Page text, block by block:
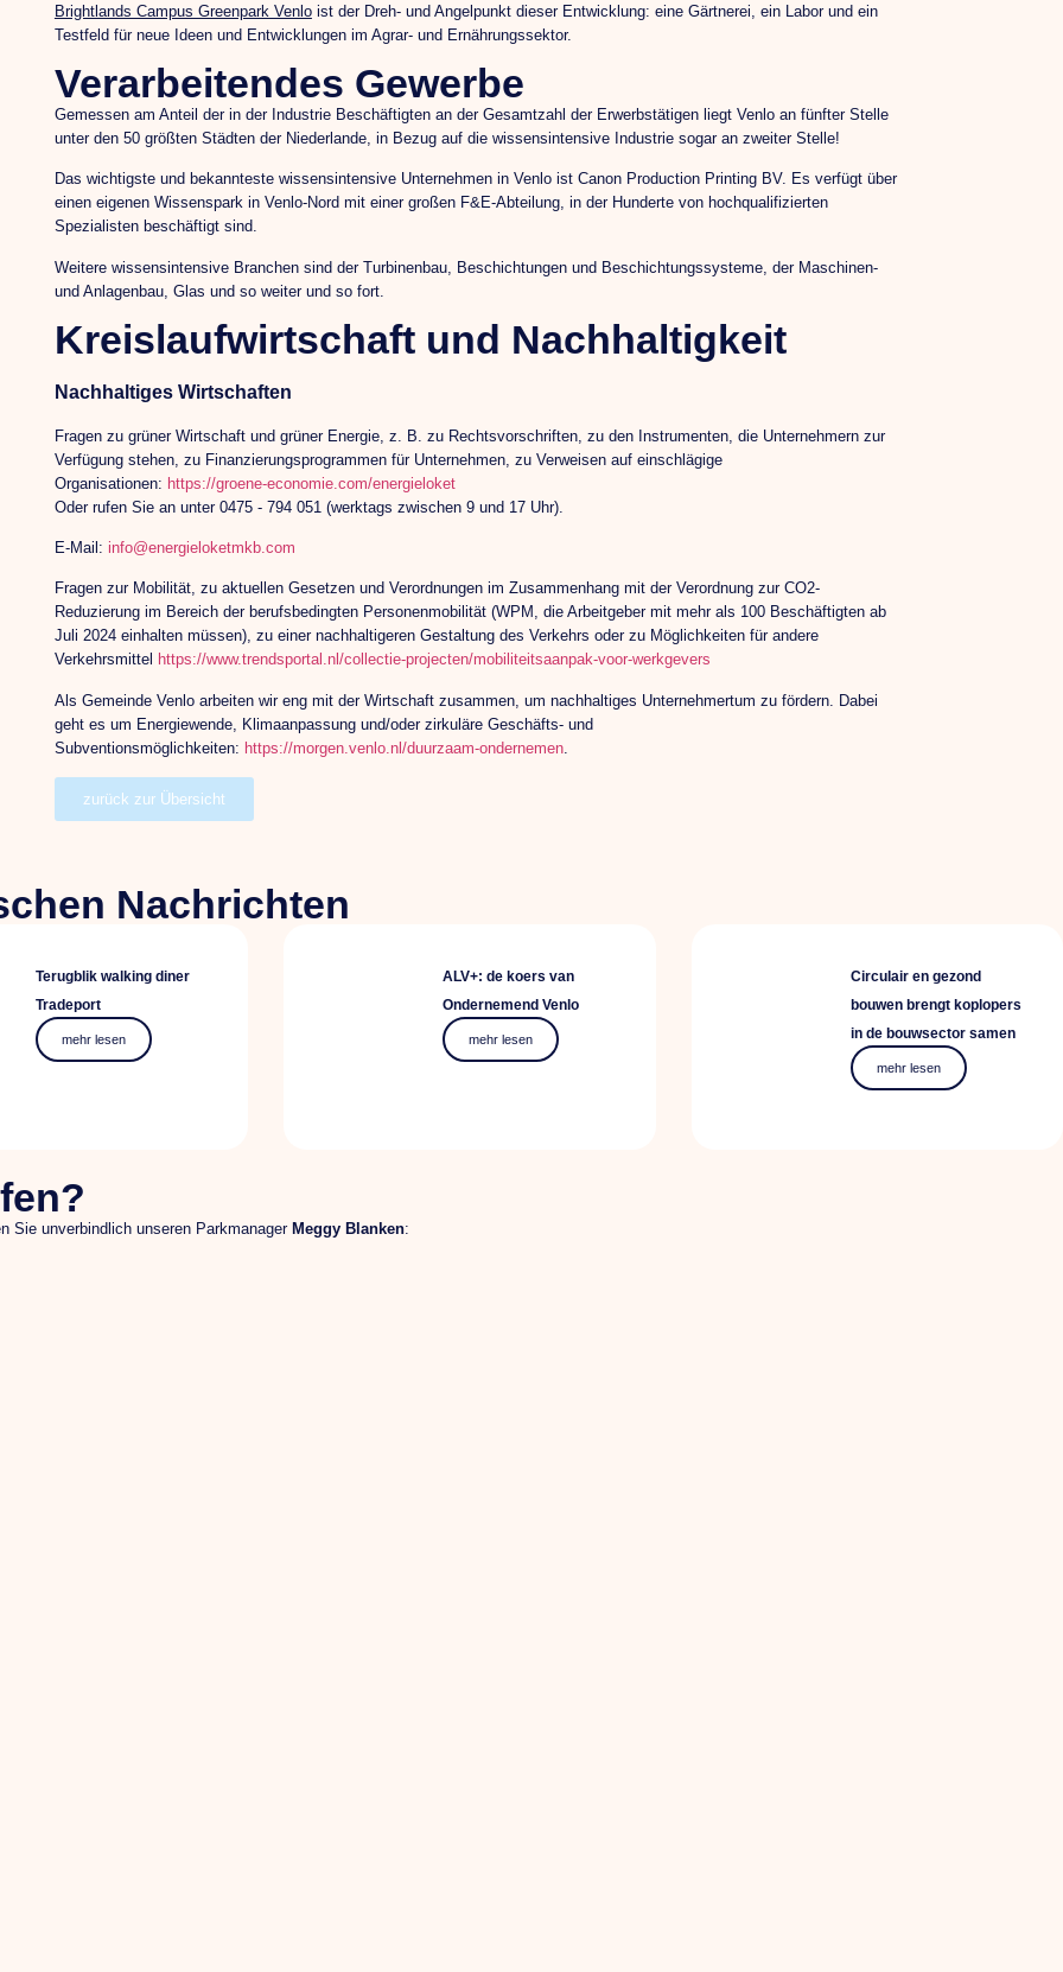
Brightlands Campus Greenpark Venloist der Dreh- und Angelpunkt dieser Entwicklung: eine Gärtnerei, ein Labor und ein
Testfeld für neue Ideen und Entwicklungen im Agrar- und Ernährungssektor.
Verarbeitendes Gewerbe
Gemessen am Anteil der in der Industrie Beschäftigten an der Gesamtzahl der Erwerbstätigen liegt Venlo an fünfter Stelle
unter den 50 größten Städten der Niederlande, in Bezug auf die wissensintensive Industrie sogar an zweiter Stelle!
Das wichtigste und bekannteste wissensintensive Unternehmen in Venlo ist Canon Production Printing BV. Es verfügt über
einen eigenen Wissenspark in Venlo-Nord mit einer großen F&E-Abteilung, in der Hunderte von hochqualifizierten
Spezialisten beschäftigt sind.
Weitere wissensintensive Branchen sind der Turbinenbau, Beschichtungen und Beschichtungssysteme, der Maschinen-
und Anlagenbau, Glas und so weiter und so fort.
Kreislaufwirtschaft und Nachhaltigkeit
Nachhaltiges Wirtschaften
Fragen zu grüner Wirtschaft und grüner Energie, z. B. zu Rechtsvorschriften, zu den Instrumenten, die Unternehmern zur
Verfügung stehen, zu Finanzierungsprogrammen für Unternehmen, zu Verweisen auf einschlägige
Organisationen: https://groene-economie.com/energieloket
Oder rufen Sie an unter 0475 - 794 051 (werktags zwischen 9 und 17 Uhr).
E-Mail: info@energieloketmkb.com
Fragen zur Mobilität, zu aktuellen Gesetzen und Verordnungen im Zusammenhang mit der Verordnung zur CO2-
Reduzierung im Bereich der berufsbedingten Personenmobilität (WPM, die Arbeitgeber mit mehr als 100 Beschäftigten ab
Juli 2024 einhalten müssen), zu einer nachhaltigeren Gestaltung des Verkehrs oder zu Möglichkeiten für andere
Verkehrsmittel https://www.trendsportal.nl/collectie-projecten/mobiliteitsaanpak-voor-werkgevers
Als Gemeinde Venlo arbeiten wir eng mit der Wirtschaft zusammen, um nachhaltiges Unternehmertum zu fördern. Dabei
geht es um Energiewende, Klimaanpassung und/oder zirkuläre Geschäfts- und
Subventionsmöglichkeiten: https://morgen.venlo.nl/duurzaam-ondernemen.
zurück zur Übersicht
Nachrichten
Terugblik walking diner
Tradeport
mehr lesen
ALV+: de koers van
Ondernemend Venlo
mehr lesen
Circulair en gezond
bouwen brengt koplopers
in de bouwsector samen
mehr lesen
Sie unverbindlich unseren Parkmanager Meggy Blanken: